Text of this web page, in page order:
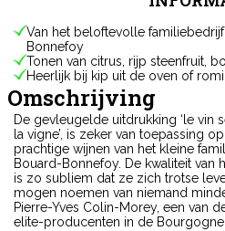
Van het beloftevolle
Bonnefoy
Tonen van citrus, rijp steenfruit,
Heerlijk bij kip uit de oven of
Omschrijving
De gevleugelde uitdrukking ‘le vin
la vigne’, is zeker van toepassing
prachtige wijnen van het kleine
Bouard-Bonnefoy. De kwaliteit van
is zo subliem dat ze zich trotse
mogen noemen van niemand
Pierre-Yves Colin-Morey, een van
elite-producenten in de Bourgogne.